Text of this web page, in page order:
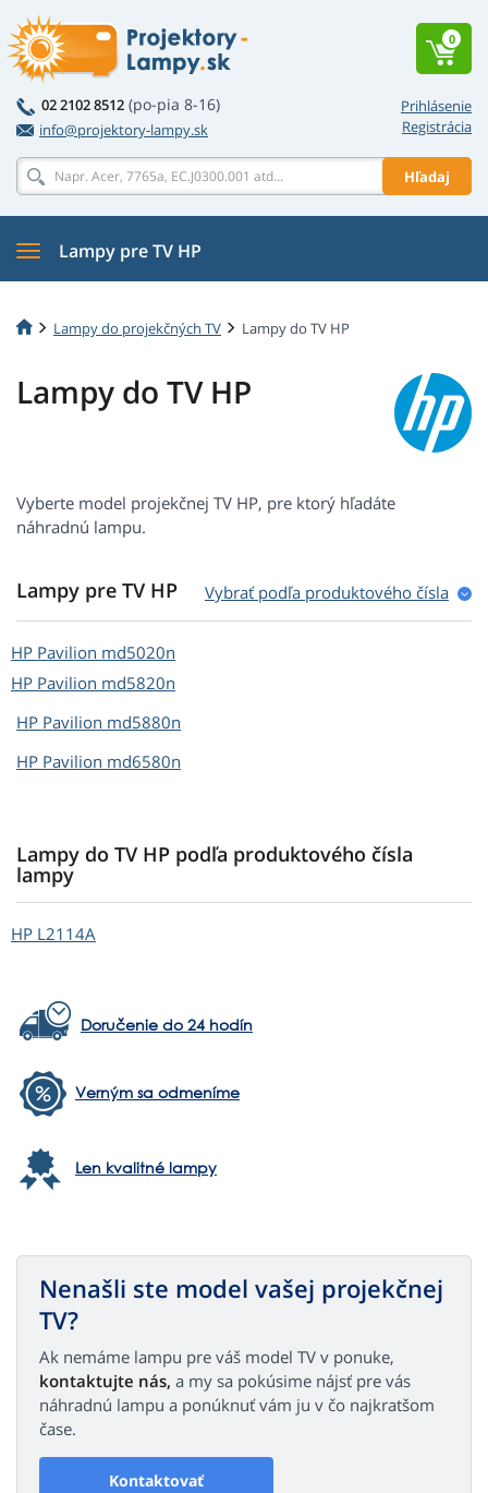
Prihlásenie
Registrácia
02 2102 8512 (po-pia 8-16)
info@projektory-lampy.sk
Hľadaj
0
Lampy pre TV HP
Lampy do projekčných TV Lampy do TV HP
Lampy do TV HP
Vyberte model projekčnej TV HP, pre ktorý hľadáte
náhradnú lampu.
Lampy pre TV HP Vybrať podľa produktového čísla
HP Pavilion md5020n
HP Pavilion md5820n
HP Pavilion md5880n
HP Pavilion md6580n
Lampy do TV HP podľa produktového čísla
lampy
HP L2114A
Doručenie do 24 hodín
Verným sa odmeníme
Len kvalitné lampy
Nenašli ste model vašej projekčnej
TV?
Ak nemáme lampu pre váš model TV v ponuke,
kontaktujte nás, a my sa pokúsime nájsť pre vás
náhradnú lampu a ponúknuť vám ju v čo najkratšom
čase.
Kontaktovať